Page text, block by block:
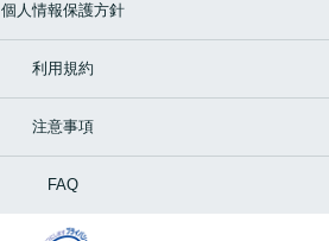
個人情報保護方針
利用規約
注意事項
FAQ